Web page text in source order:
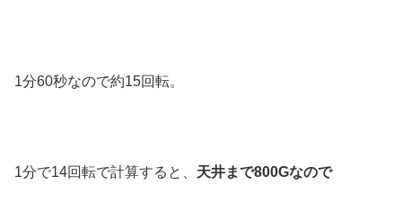
1分60秒なので約15回転。
1分で14回転で計算すると、 天井まで800Gなので